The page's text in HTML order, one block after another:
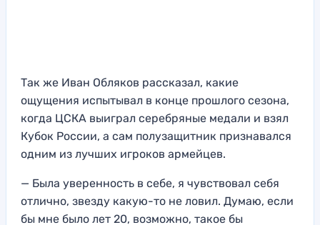
Так же Иван Обляков рассказал, какие
ощущения испытывал в конце прошлого сезона,
когда ЦСКА выиграл серебряные медали и взял
Кубок России, а сам полузащитник признавался
одним из лучших игроков армейцев.
— Была уверенность в себе, я чувствовал себя
отлично, звезду какую-то не ловил. Думаю, если
бы мне было лет 20, возможно, такое бы